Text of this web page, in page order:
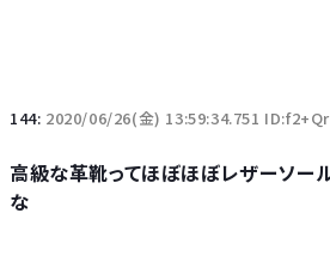
144: 2020/06/26(金) 13:59:34.751
高級な革靴ってほぼほぼレザーソー
な